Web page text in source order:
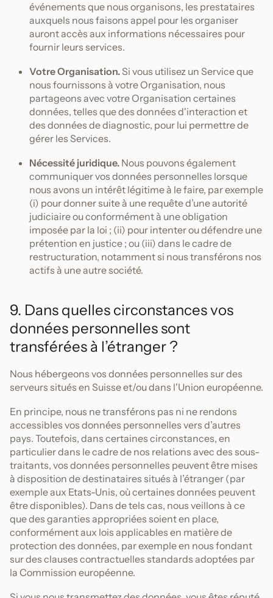
événements que nous organisons, les prestataires
auxquels nous faisons appel pour les organiser
auront accès aux informations nécessaires pour
fournir leurs services.
Votre Organisation.Si vous utilisez un Service que
nous fournissons à votre Organisation, nous
partageons avec votre Organisation certaines
données, telles que des données d'interaction et
des données de diagnostic, pour lui permettre de
gérer les Services.
Nécessité juridique. Nous pouvons également
communiquer vos données personnelles lorsque
nous avons un intérêt légitime à le faire, par exemple
(i) pour donner suite à une requête d’une autorité
judiciaire ou conformément à une obligation
imposée par la loi ; (ii) pour intenter ou défendre une
prétention en justice ; ou (iii) dans le cadre de
restructuration, notamment si nous transférons nos
actifs à une autre société.
9. Dans quelles circonstances vos
données personnelles sont
transférées à l’étranger ?
Nous hébergeons vos données personnelles sur des
serveurs situés en Suisse et/ou dans l'Union européenne.
En principe, nous ne transférons pas ni ne rendons
accessibles vos données personnelles vers d’autres
pays. Toutefois, dans certaines circonstances, en
particulier dans le cadre de nos relations avec des sous-
traitants, vos données personnelles peuvent être mises
à disposition de destinataires situés à l’étranger (par
exemple aux Etats-Unis, où certaines données peuvent
être disponibles). Dans de tels cas, nous veillons à ce
que des garanties appropriées soient en place,
conformément aux lois applicables en matière de
protection des données, par exemple en nous fondant
sur des clauses contractuelles standards adoptées par
la Commission européenne.